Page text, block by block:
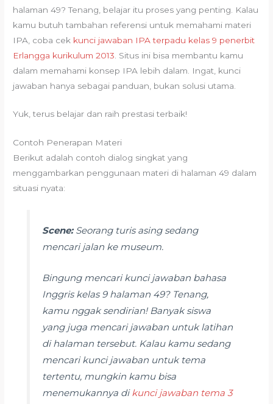
halaman 49? Tenang, belajar itu proses yang penting. Kalau
kamu butuh tambahan referensi untuk memahami materi
IPA, coba cek kunci jawaban IPA terpadu kelas 9 penerbit
Erlangga kurikulum 2013 . Situs ini bisa membantu kamu
dalam memahami konsep IPA lebih dalam. Ingat, kunci
jawaban hanya sebagai panduan, bukan solusi utama.
Yuk, terus belajar dan raih prestasi terbaik!
Contoh Penerapan Materi
Berikut adalah contoh dialog singkat yang
menggambarkan penggunaan materi di halaman 49 dalam
situasi nyata:
Scene:Seorang turis asing sedang
mencari jalan ke museum.
Bingung mencari kunci jawaban bahasa
Inggris kelas 9 halaman 49? Tenang,
kamu nggak sendirian! Banyak siswa
yang juga mencari jawaban untuk latihan
di halaman tersebut. Kalau kamu sedang
mencari kunci jawaban untuk tema
tertentu, mungkin kamu bisa
menemukannya dikunci jawaban tema 3